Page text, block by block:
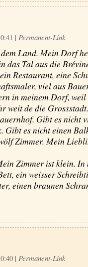
| Permanent-Link
Land. Mein Dorf
das Tal aus die
Restaurant, eine
viel aus
in meinem Dorf, weil
weit de die Grossstadt.
Gibt es nicht
Gibt es nicht einen
Zimmer. Mein
Zimmer ist klein. In
ein weisser
einen braunen
| Permanent-Link